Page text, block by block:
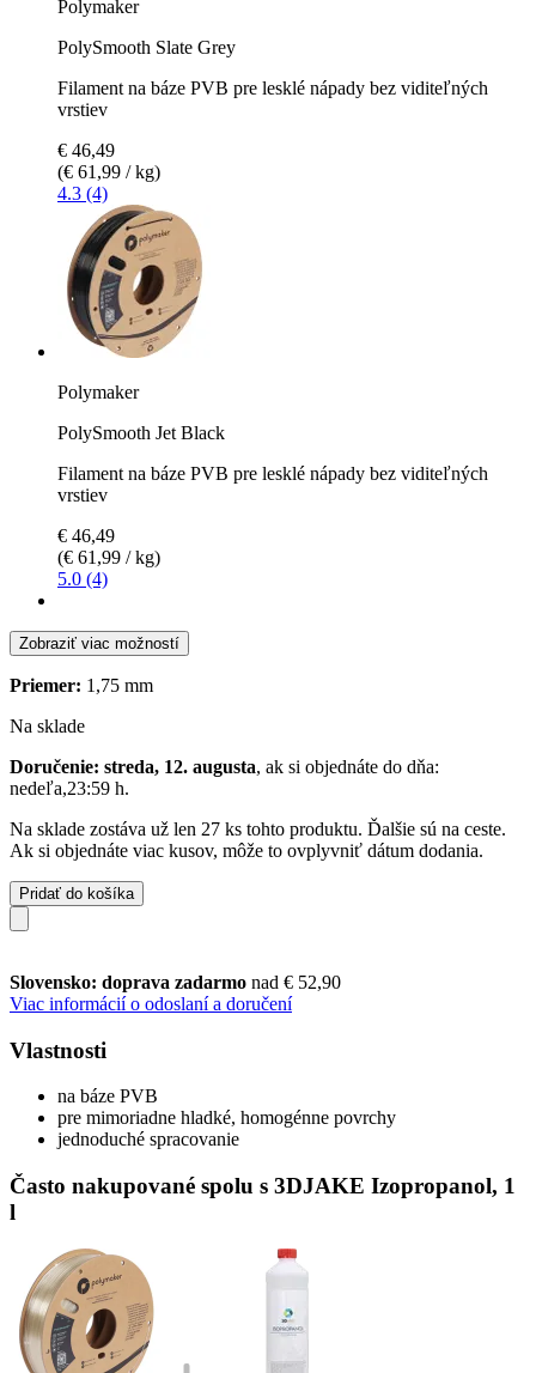
Polymaker
PolySmooth Slate Grey
Filament na báze PVB pre lesklé nápady bez viditeľných
vrstiev
€ 46,49
(€ 61,99 / kg)
4.3 (4)
Polymaker
PolySmooth Jet Black
Filament na báze PVB pre lesklé nápady bez viditeľných
vrstiev
€ 46,49
(€ 61,99 / kg)
5.0 (4)
Zobraziť viac možností
Priemer: 1,75 mm
Na sklade
Doručenie: streda, 12. augusta, ak si objednáte do dňa:
nedeľa,23:59 h.
Na sklade zostáva už len 27 ks tohto produktu. Ďalšie sú na ceste.
Ak si objednáte viac kusov, môže to ovplyvniť dátum dodania.
Pridať do košíka
Slovensko: doprava zadarmo nad € 52,90
Viac informácií o odoslaní a doručení
Vlastnosti
na báze PVB
pre mimoriadne hladké, homogénne povrchy
jednoduché spracovanie
Často nakupované spolu s 3DJAKE Izopropanol, 1
l